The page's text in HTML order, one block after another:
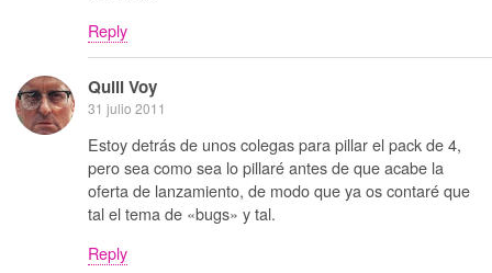
Reply
Quill Voy
31 julio 2011
Estoy detrás de unos colegas para pillar el pack de 4,
pero sea como sea lo pillaré antes de que acabe la
oferta de lanzamiento, de modo que ya os contaré que
tal el tema de «bugs» y tal.
Reply